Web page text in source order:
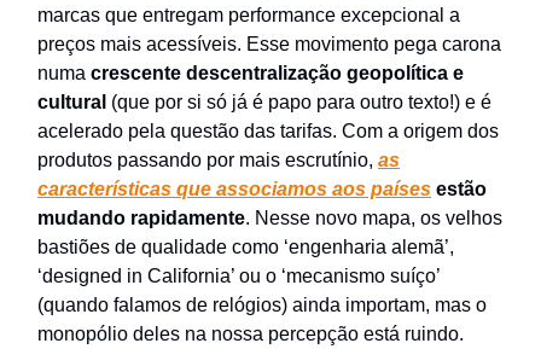
marcas que entregam performance excepcional a
preços mais acessíveis. Esse movimento pega carona
numa crescente descentralização geopolítica e
cultural (que por si só já é papo para outro texto!) e é
acelerado pela questão das tarifas. Com a origem dos
produtos passando por mais escrutínio, as
características que associamos aos países estão
mudando rapidamente. Nesse novo mapa, os velhos
bastiões de qualidade como ‘engenharia alemã’,
‘designed in California’ ou o ‘mecanismo suíço’
(quando falamos de relógios) ainda importam, mas o
monopólio deles na nossa percepção está ruindo.